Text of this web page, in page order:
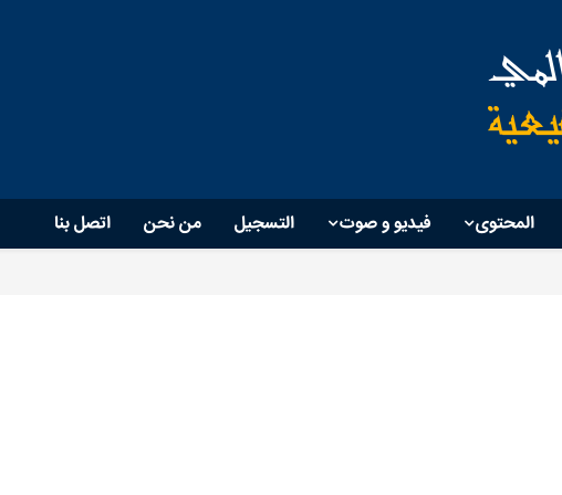
المحتوی فیدیو و صوت التسجيل من نحن اتصل بنا